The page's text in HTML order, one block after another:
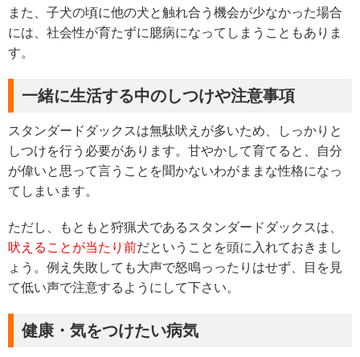
また、子犬の頃に他の犬と触れ合う機会が少なかった場合
には、社会性が育たずに臆病になってしまうこともありま
す。
一緒に生活する中のしつけや注意事項
スタンダードダックスは無駄吠えが多いため、しっかりと
しつけを行う必要があります。甘やかして育てると、自分
が偉いと思って言うことを聞かないわがままな性格になっ
てしまいます。
ただし、もともと狩猟犬であるスタンダードダックスは、
吠えることが当たり前だということを頭に入れておきまし
ょう。例え失敗しても大声で怒鳴っったりはせず、目を見
て低い声で注意するようにして下さい。
健康・気をつけたい病気